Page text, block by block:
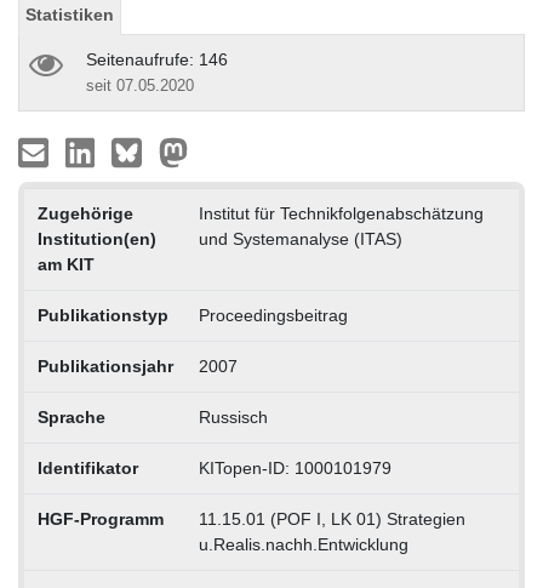
Statistiken
Seitenaufrufe: 146
seit 07.05.2020
Zugehörige
Institution(en)
am KIT
Institut für Technikfolgenabschätzung
und Systemanalyse (ITAS)
Publikationstyp Proceedingsbeitrag
Publikationsjahr 2007
Sprache Russisch
Identifikator KITopen-ID: 1000101979
HGF-Programm
11.15.01 (POF I, LK 01) Strategien
u.Realis.nachh.Entwicklung